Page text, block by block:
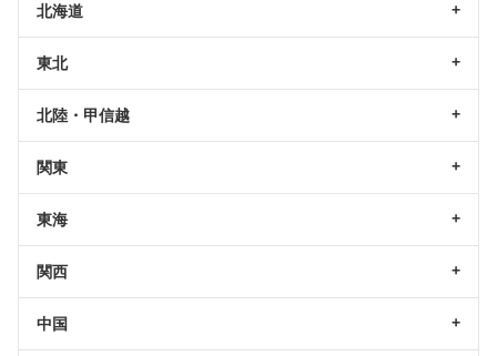
北海道
東北
北陸・甲信越
関東
東海
関西
中国